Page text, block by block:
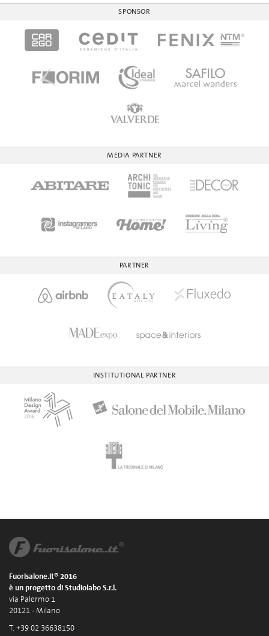
SPONSOR
MEDIA PARTNER
PARTNER
INSTITUTIONAL PARTNER
Fuorisalone.it® 2016
è un progetto di Studiolabo S.r.l.
via Palermo 1
20121 - Milano
T. +39 02 36638150